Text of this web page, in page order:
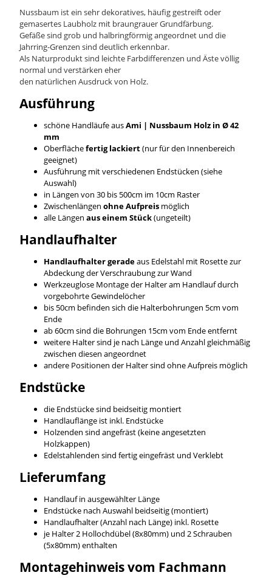
Nussbaum ist ein sehr dekoratives, häufig gestreift oder
gemasertes Laubholz mit braungrauer Grundfärbung.
Gefäße sind grob und halbringförmig angeordnet und die
Jahrring-Grenzen sind deutlich erkennbar.
Als Naturprodukt sind leichte Farbdifferenzen und Äste völlig
normal und verstärken eher
den natürlichen Ausdruck von Holz.
Ausführung
schöne Handläufe ausAmi | Nussbaum Holz in Ø 42
mm
Oberflächefertig lackiert(nur für den Innenbereich
geeignet)
Ausführung mit verschiedenen Endstücken (siehe
Auswahl)
in Längen von 30 bis 500cm im 10cm Raster
Zwischenlängen ohne Aufpreis möglich
alle Längen aus einem Stück(ungeteilt)
Handlaufhalter
Handlaufhalter geradeaus Edelstahl mit Rosette zur
Abdeckung der Verschraubung zur Wand
Werkzeuglose Montage der Halter am Handlauf durch
vorgebohrte Gewindelöcher
bis 50cm befinden sich die Halterbohrungen 5cm vom
Ende
ab 60cm sind die Bohrungen 15cm vom Ende entfernt
weitere Halter sind je nach Länge und Anzahl gleichmäßig
zwischen diesen angeordnet
andere Positionen der Halter sind ohne Aufpreis möglich
Endstücke
die Endstücke sind beidseitig montiert
Handlauflänge ist inkl. Endstücke
Holzenden sind angefräst (keine angesetzten
Holzkappen)
Edelstahlenden sind fertig eingefräst und Verklebt
Lieferumfang
Handlauf in ausgewählter Länge
Endstücke nach Auswahl beidseitig (montiert)
Handlaufhalter (Anzahl nach Länge) inkl. Rosette
je Halter 2 Hollochdübel (8x80mm) und 2 Schrauben
(5x80mm) enthalten
Montagehinweis vom Fachmann